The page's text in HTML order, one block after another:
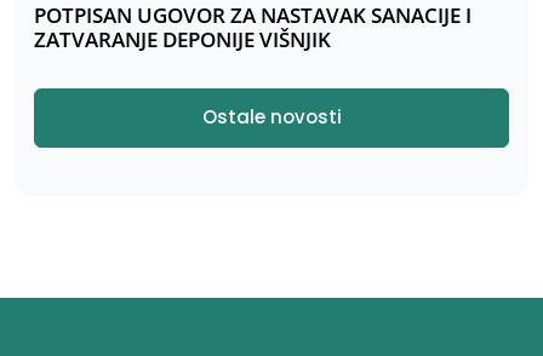
POTPISAN UGOVOR ZA NASTAVAK SANACIJE I
ZATVARANJE DEPONIJE VIŠNJIK
Ostale novosti